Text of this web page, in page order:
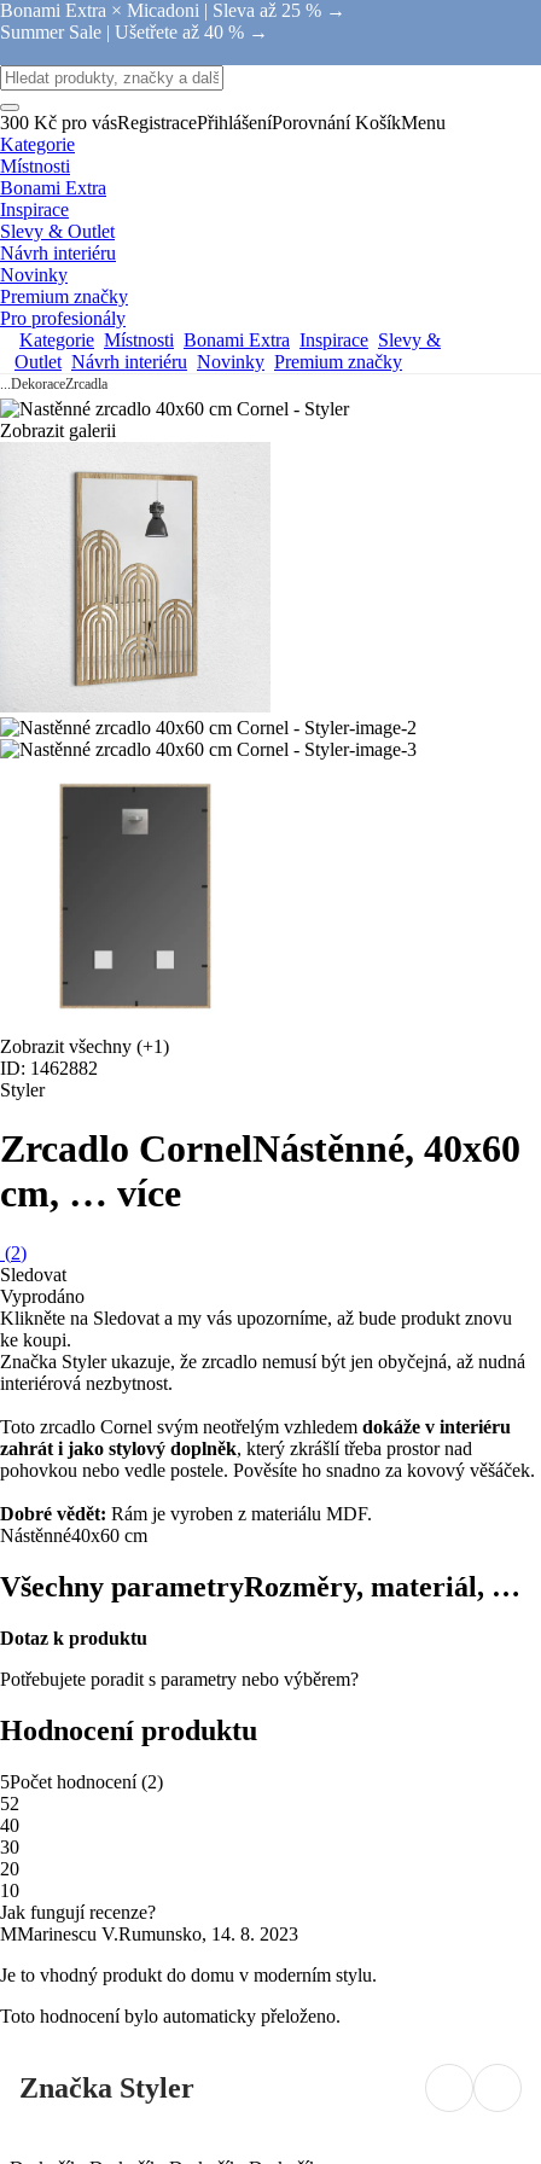
Bonami Extra × Micadoni | Sleva až 25 % →
Summer Sale | Ušetřete až 40 % →
300 Kč pro vásRegistracePřihlášeníPorovnání KošíkMenu
Kategorie
Místnosti
Bonami Extra
Inspirace
Slevy & Outlet
Návrh interiéru
Novinky
Premium značky
Pro profesionály
Kategorie Místnosti Bonami Extra Inspirace Slevy &
Outlet Návrh interiéru Novinky Premium značky
...DekoraceZrcadla
Zobrazit galerii
Zobrazit všechny (+1)
ID: 1462882
Styler
Zrcadlo CornelNástěnné, 40x60
cm, … více
(2)
Sledovat
Vyprodáno
Klikněte na Sledovat a my vás upozorníme, až bude produkt znovu
ke koupi.
Značka Styler ukazuje, že zrcadlo nemusí být jen obyčejná, až nudná
interiérová nezbytnost.
Toto zrcadlo Cornel svým neotřelým vzhledem dokáže v interiéru
zahrát i jako stylový doplněk, který zkrášlí třeba prostor nad
pohovkou nebo vedle postele. Pověsíte ho snadno za kovový věšáček.
Dobré vědět: Rám je vyroben z materiálu MDF.
Nástěnné40x60 cm
Všechny parametryRozměry, materiál, …
Dotaz k produktu
Potřebujete poradit s parametry nebo výběrem?
Hodnocení produktu
5Počet hodnocení(2)
52
40
30
20
10
Jak fungují recenze?
MMarinescu V.Rumunsko, 14. 8. 2023
Je to vhodný produkt do domu v moderním stylu.
Toto hodnocení bylo automaticky přeloženo.
Značka Styler